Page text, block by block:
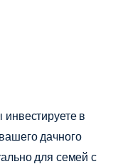
в
дачного
для семей с